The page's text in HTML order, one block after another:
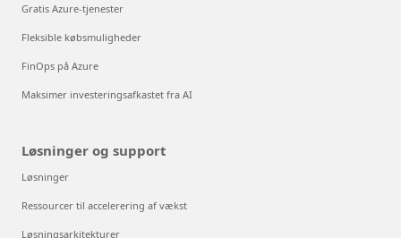
Gratis Azure-tjenester
Fleksible købsmuligheder
FinOps på Azure
Maksimer investeringsafkastet fra AI
Løsninger og support
Løsninger
Ressourcer til accelerering af vækst
Løsningsarkitekturer